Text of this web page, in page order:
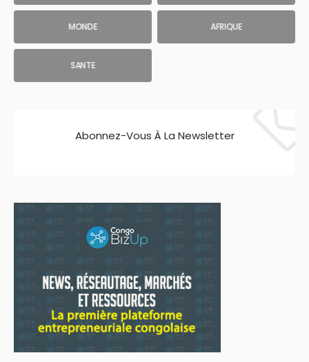
MONDE AFRIQUE
SANTE
Abonnez-Vous À La Newsletter